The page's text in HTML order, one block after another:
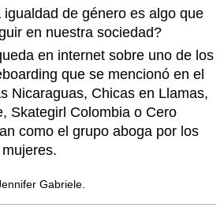
de género es algo que
en nuestra sociedad?
en internet sobre uno de los
que se mencionó en el
Nicaraguas, Chicas en Llamas,
Skategirl Colombia o Cero
como el grupo aboga por los
Gabriele.